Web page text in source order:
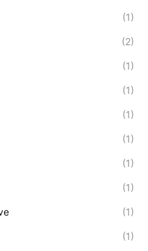
(1)
(2)
(1)
(1)
(1)
(1)
(1)
(1)
(1)
(1)